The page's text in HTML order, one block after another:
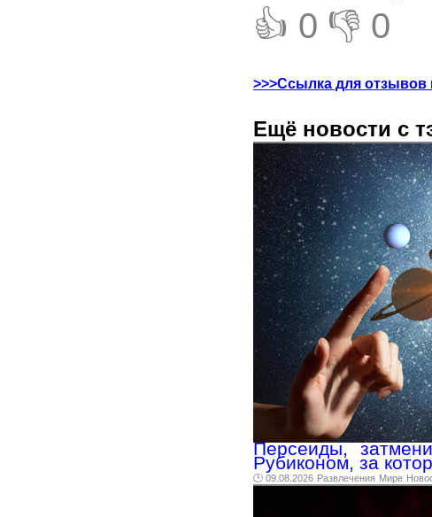
👍 0 👎 0
>>>Ссылка для отзывов
Ещё новости с
Персеиды,
Рубиконом, за
🕑 09.08.2026 Развлечения Мире